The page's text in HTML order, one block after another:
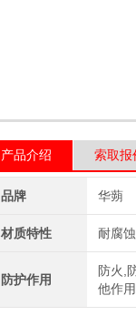
产品介绍 索取报
品牌 华蒴
材质特性 耐腐蚀
防护作用
防火,
他作用